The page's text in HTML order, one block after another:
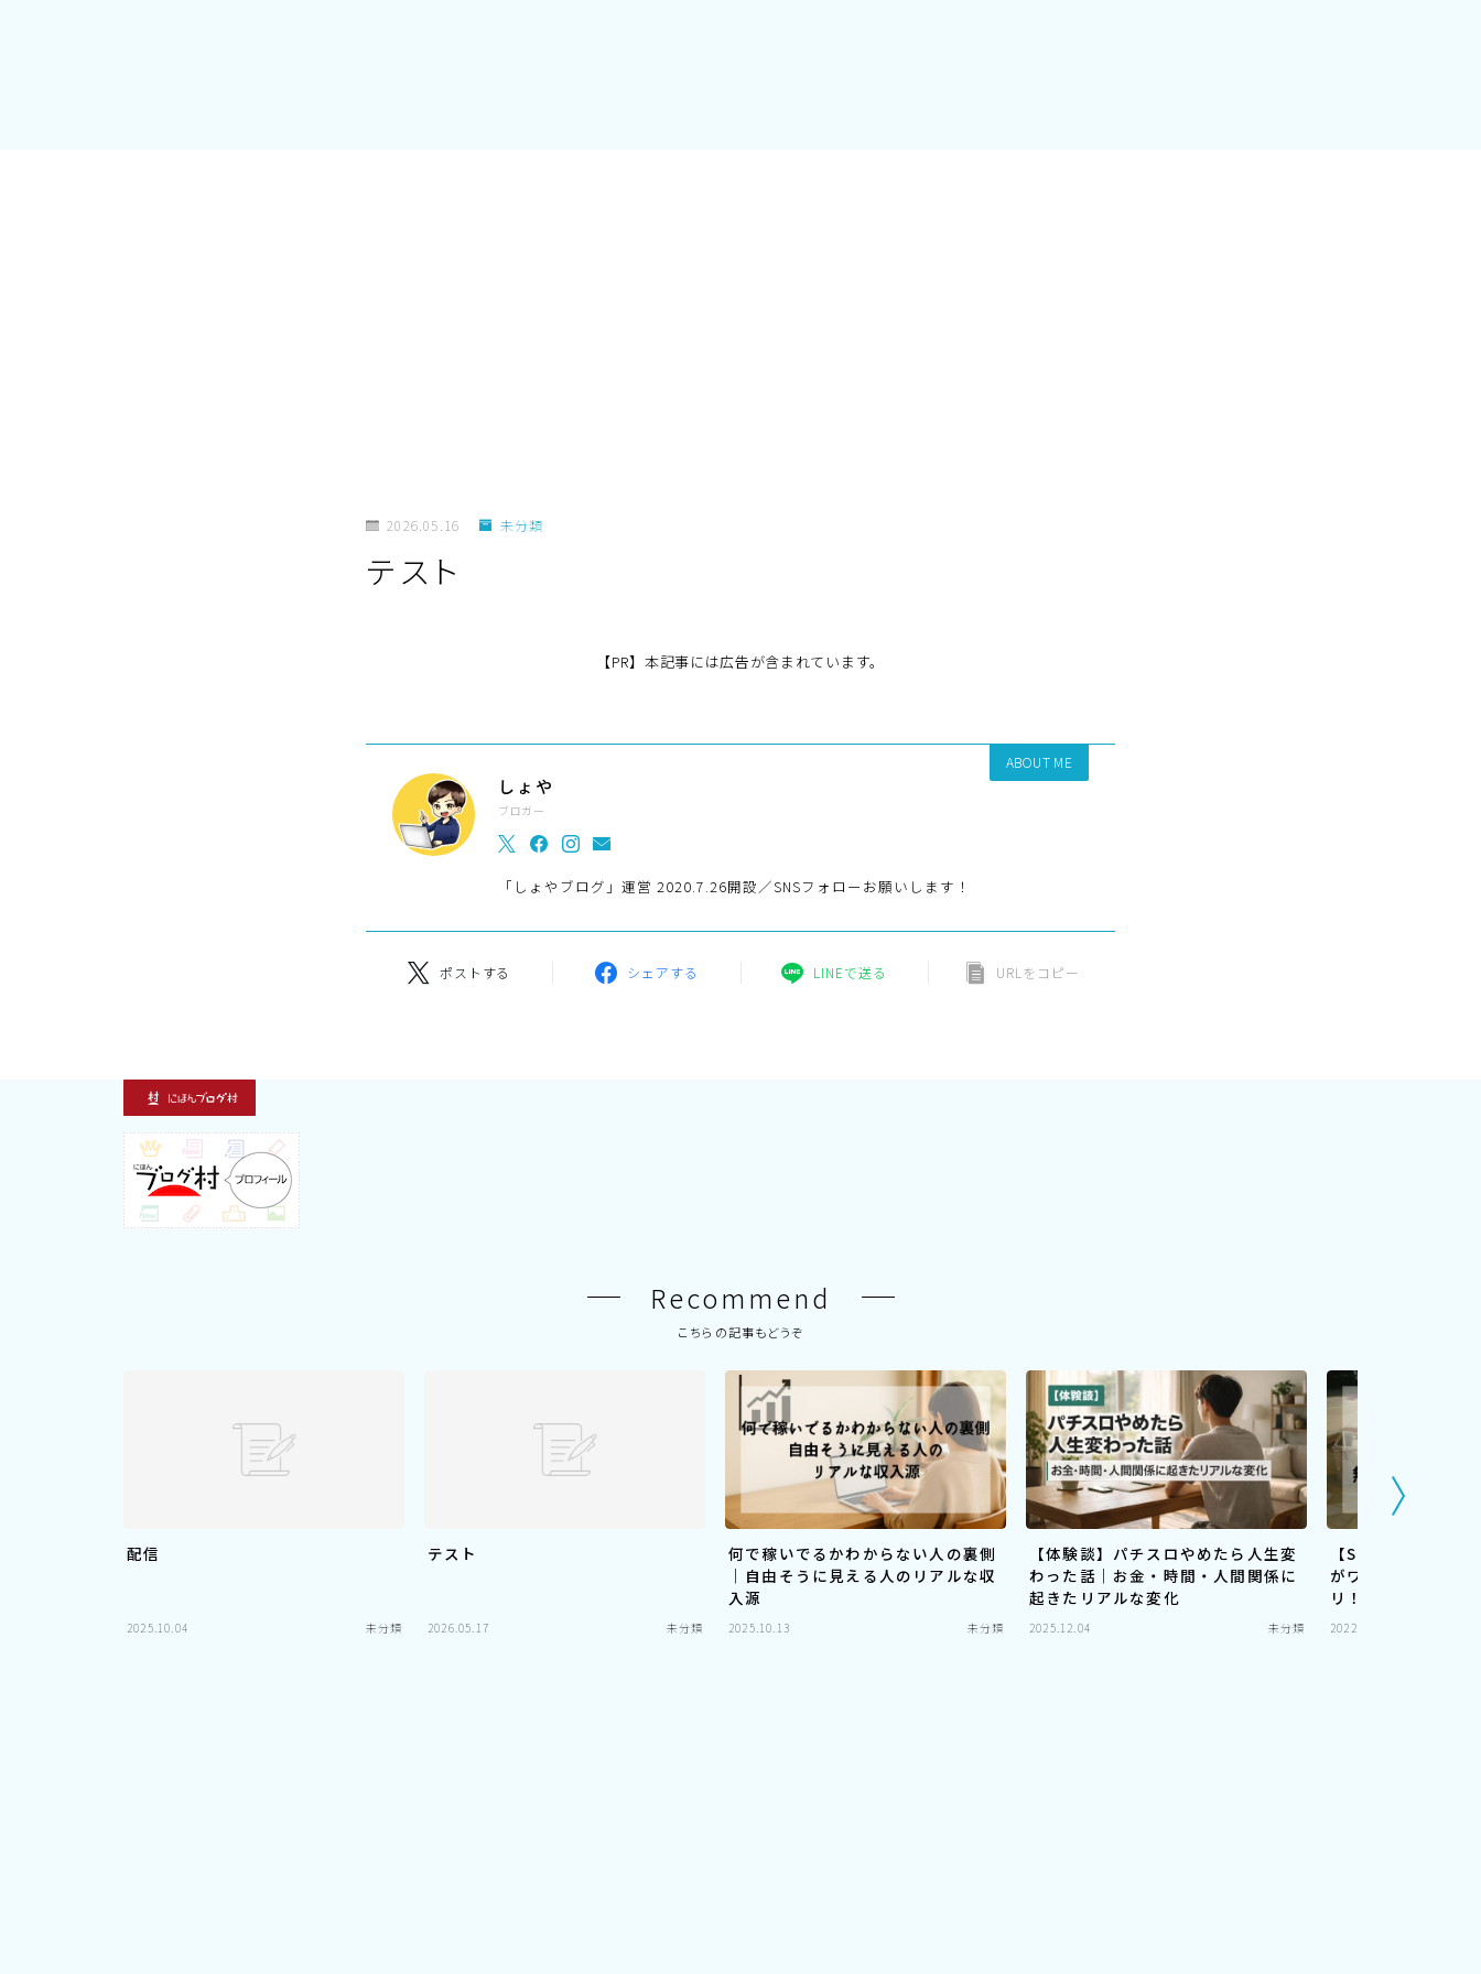
2026.05.16 未分類
テスト
【PR】本記事には広告が含まれています。
ABOUT ME
しょや
ブロガー
「しょやブログ」運営 2020.7.26開設／SNSフォローお願いします！
ポストする シェアする LINEで送る URLをコピー
Recommend
こちらの記事もどうぞ
配信
2025.10.04 未分類
テスト
2026.05.17 未分類
何で稼いでるかわからない人の裏側
｜自由そうに見える人のリアルな収
入源
2025.10.13 未分類
【体験談】パチスロやめたら人生変
わった話｜お金・時間・人間関係に
起きたリアルな変化
2025.12.04 未分類
【SNSで話題！】
がワンクリックで
リ！Meitu簡単や
2022.12.19